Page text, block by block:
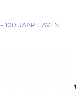
- 100 JAAR HAVEN